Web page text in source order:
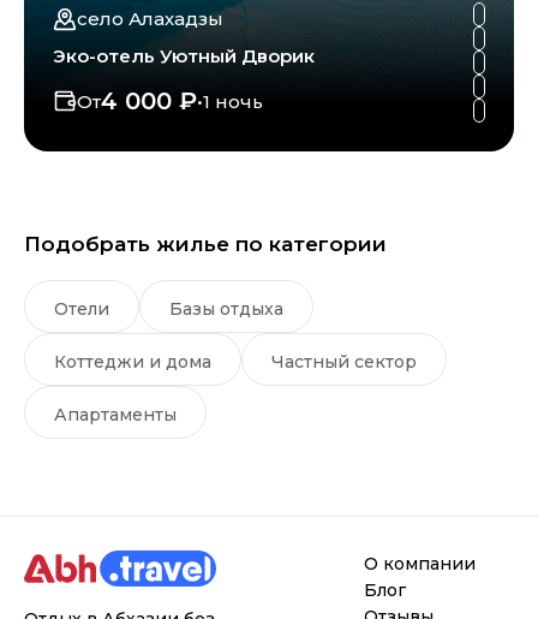
село Алахадзы
Эко-отель Уютный Дворик
От4 000 ₽•1 ночь
Подобрать жилье по категории
Отели Базы отдыха
Коттеджи и дома Частный сектор
Апартаменты
О компании
Блог